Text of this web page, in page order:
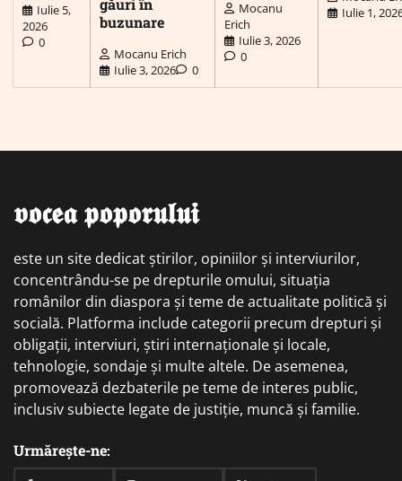
Iulie 5,
2026
0
găuri în
buzunare
Mocanu Erich
Iulie 3, 2026
0
Mocanu
Erich
Iulie 3, 2026
0
Iulie 1,
𝖛𝖔𝖈𝖊𝖆 𝖕𝖔𝖕𝖔𝖗𝖚𝖑𝖚𝖎
este un site dedicat știrilor, opiniilor și interviurilor,
concentrându-se pe drepturile omului, situația
românilor din diaspora și teme de actualitate politică și
socială. Platforma include categorii precum drepturi și
obligații, interviuri, știri internaționale și locale,
tehnologie, sondaje și multe altele. De asemenea,
promovează dezbaterile pe teme de interes public,
inclusiv subiecte legate de justiție, muncă și familie.
Urmărește-ne: